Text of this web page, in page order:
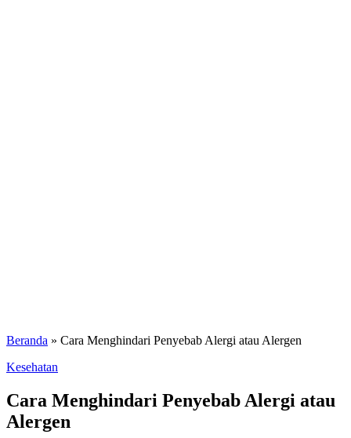
Beranda » Cara Menghindari Penyebab Alergi atau Alergen
Kesehatan
Cara Menghindari Penyebab Alergi atau
Alergen